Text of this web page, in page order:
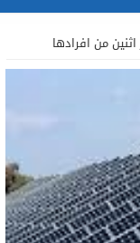
من افرادها